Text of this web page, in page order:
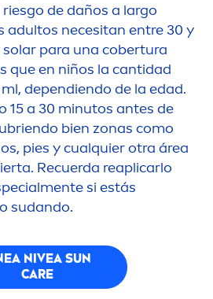
de daños a largo
adultos necesitan entre 30 y
solar para una cobertura
que en niños la cantidad
dependiendo de la edad.
15 a 30 minutos antes de
bien zonas como
pies y cualquier otra área
Recuerda reaplicarlo
mente si estás
sudando.
NIVEA SUN
CARE